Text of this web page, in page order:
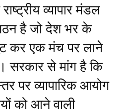
व्यापार मंडल
है जो देश भर के
कर एक मंच पर लाने
सरकार से मांग है कि
पर व्यापारिक आयोग
को आने वाली